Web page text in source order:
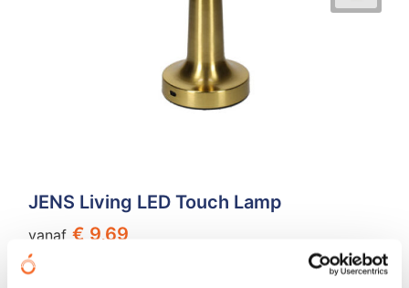
JENS Living LED Touch Lamp
vanaf € 9,69